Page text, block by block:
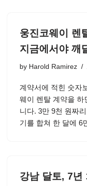
웅진코웨이 렌
지금에서야 깨
by Harold Ramirez
계약서에 적힌 숫자
웨이 렌탈 계약을 하
니다. 3만 9천 원짜
기를 합쳐 한 달에 6
강남 달토, 7년